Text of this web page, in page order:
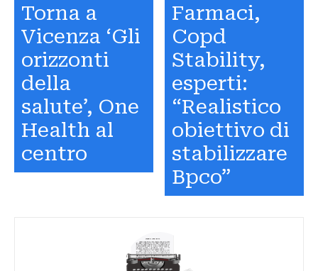
Torna a
Vicenza ‘Gli
orizzonti
della
salute’, One
Health al
centro
Farmaci,
Copd
Stability,
esperti:
“Realistico
obiettivo di
stabilizzare
Bpco”